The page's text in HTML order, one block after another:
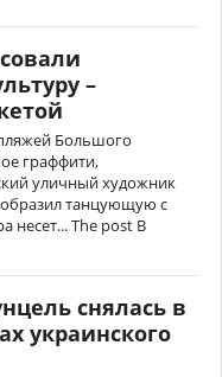
–
Большого
граффити,
уличный художник
танцующую с
несет... The post В
снялась в
украинского